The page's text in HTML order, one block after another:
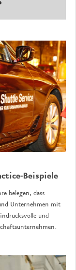
Beispiele
belegen, dass
Unternehmen mit
und